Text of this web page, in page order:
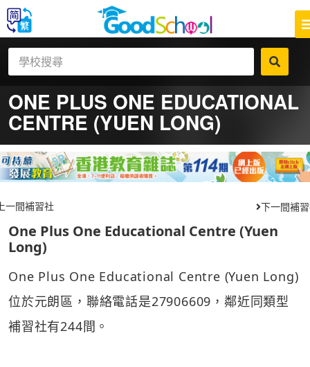
ONE PLUS ONE EDUCATIONAL
CENTRE (YUEN LONG)
一間補習社 下一間補
One Plus One Educational Centre (Yuen
Long)
One Plus One Educational Centre (Yuen Long)
位於元朗區，聯絡電話是27906609，鄰近同類型
補習社有244間。